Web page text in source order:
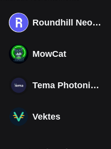
Roundhill Neocloud ETF (Derivatives)
MowCat
Tema Photonics & Optical ETF
Vektes